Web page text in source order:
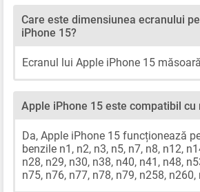
Care este dimensiunea ecranului
iPhone 15?
Ecranul lui Apple iPhone 15
Apple iPhone 15 este compatibil cu
Da, Apple iPhone 15 funcționează
benzile n1, n2, n3, n5, n7, n8, n12,
n28, n29, n30, n38, n40, n41, n48,
n75, n76, n77, n78, n79, n258, n260,